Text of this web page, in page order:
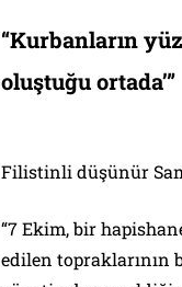
“Kurbanların
oluştuğu ortada’”
Filistinli düşünür
“7 Ekim, bir
edilen topraklarının